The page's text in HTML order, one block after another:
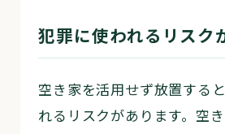
犯罪に使われるリスク
空き家を活用せず放置する
れるリスクがあります。空